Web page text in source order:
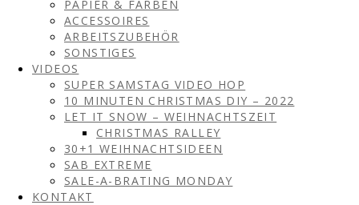
PAPIER & FARBEN
ACCESSOIRES
ARBEITSZUBEHÖR
SONSTIGES
VIDEOS
SUPER SAMSTAG VIDEO HOP
10 MINUTEN CHRISTMAS DIY – 2022
LET IT SNOW – WEIHNACHTSZEIT
CHRISTMAS RALLEY
30+1 WEIHNACHTSIDEEN
SAB EXTREME
SALE-A-BRATING MONDAY
KONTAKT